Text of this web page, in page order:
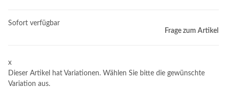
Sofort verfügbar
Frage zum Artikel
x
Dieser Artikel hat Variationen. Wählen Sie bitte die gewünschte
Variation aus.